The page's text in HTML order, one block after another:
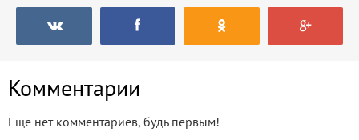
Комментарии
Еще нет комментариев, будь первым!